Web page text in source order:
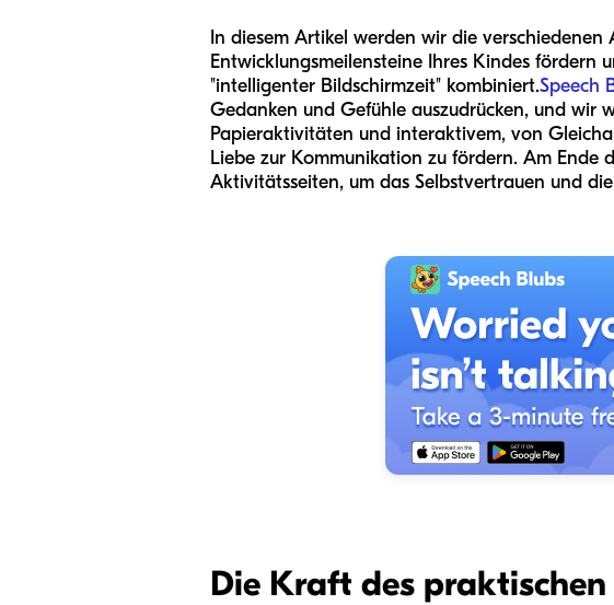
In diesem Artikel werden wir die
Entwicklungsmeilensteine Ihres Kindes fördern
"intelligenter Bildschirmzeit" kombiniert.Speech
Gedanken und Gefühle auszudrücken, und wir
Papieraktivitäten und interaktivem, von
Liebe zur Kommunikation zu fördern. Am Ende
Aktivitätsseiten, um das Selbstvertrauen und
Die Kraft des praktischen